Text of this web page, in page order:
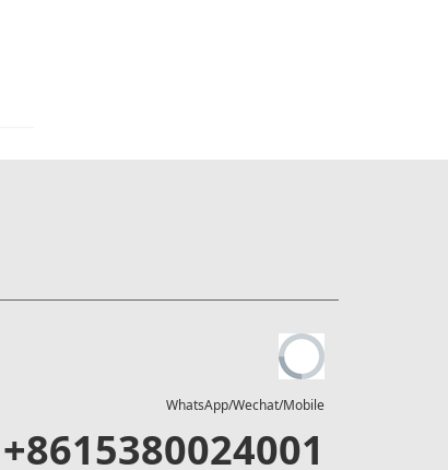
WhatsApp/Wechat/Mobile
+8615380024001